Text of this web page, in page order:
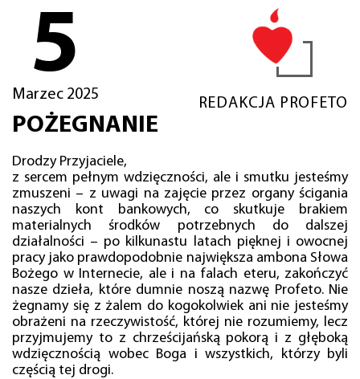
5
Marzec 2025
REDAKCJA PROFETO
POŻEGNANIE
Drodzy Przyjaciele,
z sercem pełnym wdzięczności, ale i smutku jesteśmy
zmuszeni – z uwagi na zajęcie przez organy ścigania
naszych kont bankowych, co skutkuje brakiem
materialnych środków potrzebnych do dalszej
działalności – po kilkunastu latach pięknej i owocnej
pracy jako prawdopodobnie największa ambona Słowa
Bożego w Internecie, ale i na falach eteru, zakończyć
nasze dzieła, które dumnie noszą nazwę Profeto. Nie
żegnamy się z żalem do kogokolwiek ani nie jesteśmy
obrażeni na rzeczywistość, której nie rozumiemy, lecz
przyjmujemy to z chrześcijańską pokorą i z głęboką
wdzięcznością wobec Boga i wszystkich, którzy byli
częścią tej drogi.